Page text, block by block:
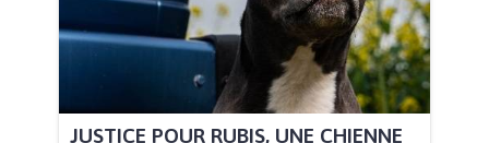
JUSTICE POUR RUBIS, UNE CHIENNE